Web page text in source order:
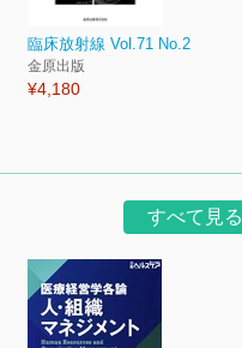
臨床放射線 Vol.71 No.2
金原出版
¥4,180
すべて見る